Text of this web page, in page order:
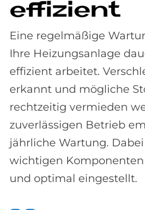
ef­fi­zi­ent
Eine regelmäßige
Ihre Heizungsanlage
effizient arbeitet.
erkannt und mögliche
rechtzeitig vermieden
zuverlässigen Betrieb
jährliche Wartung.
wichtigen
und optimal eingestellt.